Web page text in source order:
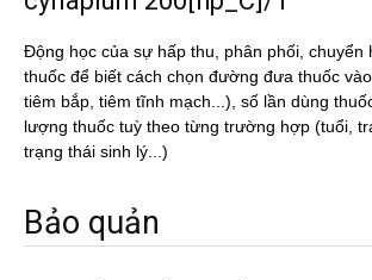
Động học của sự hấp thu, phân phối, chuyển
thuốc để biết cách chọn đường đưa thuốc
tiêm bắp, tiêm tĩnh mạch...), số lần dùng
lượng thuốc tuỳ theo từng trường hợp (tuổi,
trạng thái sinh lý...)
Bảo quản